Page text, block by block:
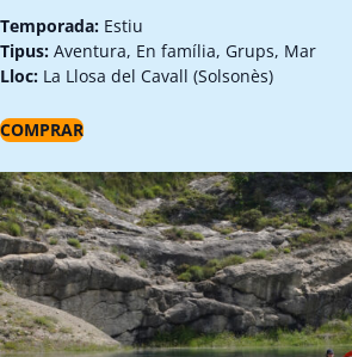
Temporada: Estiu
Tipus: Aventura, En família, Grups, Mar
Lloc: La Llosa del Cavall (Solsonès)
COMPRAR